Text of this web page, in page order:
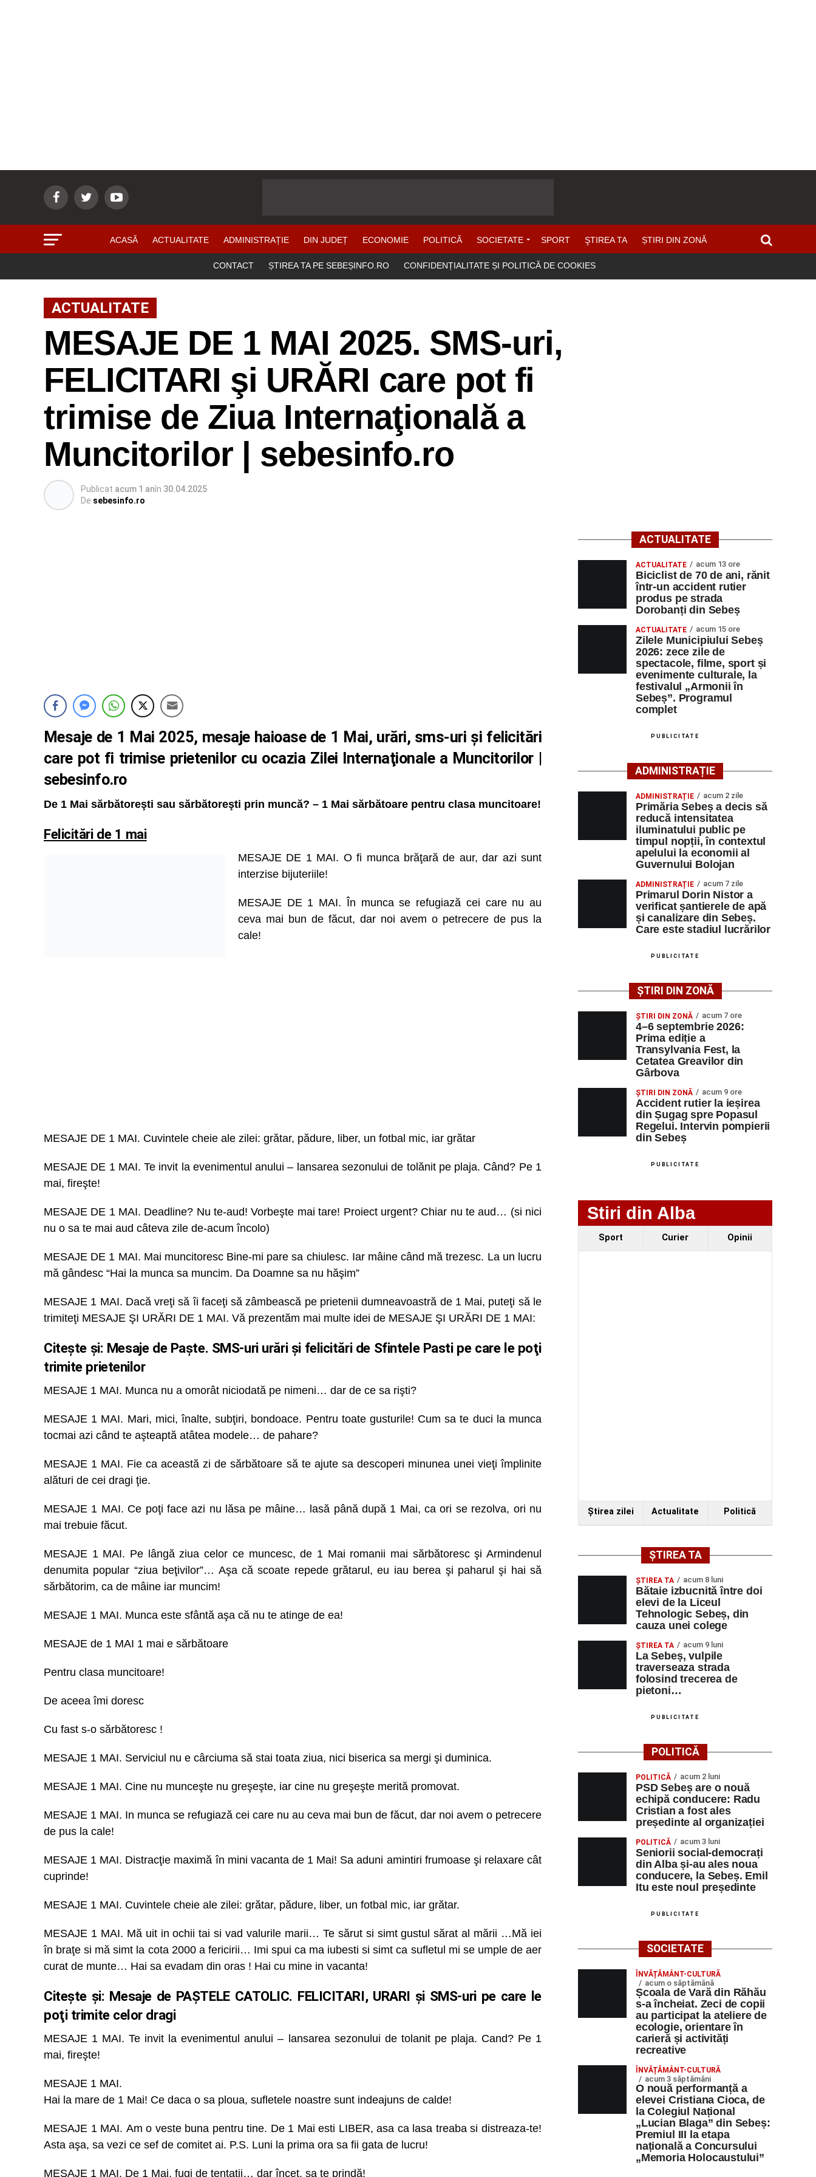
ACASĂ ACTUALITATE ADMINISTRAȚIE DIN JUDEȚ ECONOMIE POLITICĂ SOCIETATE SPORT ŞTIREA TA ȘTIRI DIN ZONĂ
CONTACT ȘTIREA TA PE SEBEȘINFO.RO CONFIDENȚIALITATE ȘI POLITICĂ DE COOKIES
ACTUALITATE
MESAJE DE 1 MAI 2025. SMS-uri,
FELICITARI şi URĂRI care pot fi
trimise de Ziua Internaţională a
Muncitorilor | sebesinfo.ro
Publicat acum 1 anîn 30.04.2025
De sebesinfo.ro
Mesaje de 1 Mai 2025, mesaje haioase de 1 Mai, urări, sms-uri şi felicitări
care pot fi trimise prietenilor cu ocazia Zilei Internaţionale a Muncitorilor |
sebesinfo.ro
De 1 Mai sărbătoreşti sau sărbătoreşti prin muncă? – 1 Mai sărbătoare pentru clasa muncitoare!
Felicitări de 1 mai
MESAJE DE 1 MAI. O fi munca brăţară de aur, dar azi sunt
interzise bijuteriile!
MESAJE DE 1 MAI. În munca se refugiază cei care nu au
ceva mai bun de făcut, dar noi avem o petrecere de pus la
cale!
MESAJE DE 1 MAI. Cuvintele cheie ale zilei: grătar, pădure, liber, un fotbal mic, iar grătar
MESAJE DE 1 MAI. Te invit la evenimentul anului – lansarea sezonului de tolănit pe plaja. Când? Pe 1
mai, fireşte!
MESAJE DE 1 MAI. Deadline? Nu te-aud! Vorbeşte mai tare! Proiect urgent? Chiar nu te aud… (si nici
nu o sa te mai aud câteva zile de-acum încolo)
MESAJE DE 1 MAI. Mai muncitoresc Bine-mi pare sa chiulesc. Iar mâine când mă trezesc. La un lucru
mă gândesc “Hai la munca sa muncim. Da Doamne sa nu hăşim”
MESAJE 1 MAI. Dacă vreţi să îi faceţi să zâmbească pe prietenii dumneavoastră de 1 Mai, puteţi să le
trimiteţi MESAJE ŞI URĂRI DE 1 MAI. Vă prezentăm mai multe idei de MESAJE ŞI URĂRI DE 1 MAI:
Citește și: Mesaje de Paște. SMS-uri urări şi felicitări de Sfintele Pasti pe care le poţi
trimite prietenilor
MESAJE 1 MAI. Munca nu a omorât niciodată pe nimeni… dar de ce sa rişti?
MESAJE 1 MAI. Mari, mici, înalte, subţiri, bondoace. Pentru toate gusturile! Cum sa te duci la munca
tocmai azi când te aşteaptă atâtea modele… de pahare?
MESAJE 1 MAI. Fie ca această zi de sărbătoare să te ajute sa descoperi minunea unei vieţi împlinite
alături de cei dragi ţie.
MESAJE 1 MAI. Ce poţi face azi nu lăsa pe mâine… lasă până după 1 Mai, ca ori se rezolva, ori nu
mai trebuie făcut.
MESAJE 1 MAI. Pe lângă ziua celor ce muncesc, de 1 Mai romanii mai sărbătoresc şi Armindenul
denumita popular “ziua beţivilor”… Aşa că scoate repede grătarul, eu iau berea şi paharul şi hai să
sărbătorim, ca de mâine iar muncim!
MESAJE 1 MAI. Munca este sfântă aşa că nu te atinge de ea!
MESAJE de 1 MAI 1 mai e sărbătoare
Pentru clasa muncitoare!
De aceea îmi doresc
Cu fast s-o sărbătoresc !
MESAJE 1 MAI. Serviciul nu e cârciuma să stai toata ziua, nici biserica sa mergi şi duminica.
MESAJE 1 MAI. Cine nu munceşte nu greşeşte, iar cine nu greşeşte merită promovat.
MESAJE 1 MAI. In munca se refugiază cei care nu au ceva mai bun de făcut, dar noi avem o petrecere
de pus la cale!
MESAJE 1 MAI. Distracţie maximă în mini vacanta de 1 Mai! Sa aduni amintiri frumoase şi relaxare cât
cuprinde!
MESAJE 1 MAI. Cuvintele cheie ale zilei: grătar, pădure, liber, un fotbal mic, iar grătar.
MESAJE 1 MAI. Mă uit in ochii tai si vad valurile marii… Te sărut si simt gustul sărat al mării …Mă iei
în braţe si mă simt la cota 2000 a fericirii… Imi spui ca ma iubesti si simt ca sufletul mi se umple de aer
curat de munte… Hai sa evadam din oras ! Hai cu mine in vacanta!
Citește și: Mesaje de PAȘTELE CATOLIC. FELICITARI, URARI și SMS-uri pe care le
poţi trimite celor dragi
MESAJE 1 MAI. Te invit la evenimentul anului – lansarea sezonului de tolanit pe plaja. Cand? Pe 1
mai, fireşte!
MESAJE 1 MAI.
Hai la mare de 1 Mai! Ce daca o sa ploua, sufletele noastre sunt indeajuns de calde!
MESAJE 1 MAI. Am o veste buna pentru tine. De 1 Mai esti LIBER, asa ca lasa treaba si distreaza-te!
Asta aşa, sa vezi ce sef de comitet ai. P.S. Luni la prima ora sa fii gata de lucru!
MESAJE 1 MAI. De 1 Mai, fugi de tentaţii… dar încet, sa te prindă!
ACTUALITATE
ACTUALITATE acum 13 ore
Biciclist de 70 de ani, rănit
într-un accident rutier
produs pe strada
Dorobanți din Sebeș
ACTUALITATE acum 15 ore
Zilele Municipiului Sebeș
2026: zece zile de
spectacole, filme, sport și
evenimente culturale, la
festivalul „Armonii în
Sebeș”. Programul
complet
PUBLICITATE
ADMINISTRAȚIE
ADMINISTRAȚIE acum 2 zile
Primăria Sebeș a decis să
reducă intensitatea
iluminatului public pe
timpul nopții, în contextul
apelului la economii al
Guvernului Bolojan
ADMINISTRAȚIE acum 7 zile
Primarul Dorin Nistor a
verificat șantierele de apă
și canalizare din Sebeș.
Care este stadiul lucrărilor
PUBLICITATE
ȘTIRI DIN ZONĂ
ȘTIRI DIN ZONĂ acum 7 ore
4–6 septembrie 2026:
Prima ediție a
Transylvania Fest, la
Cetatea Greavilor din
Gârbova
ȘTIRI DIN ZONĂ acum 9 ore
Accident rutier la ieșirea
din Șugag spre Popasul
Regelui. Intervin pompierii
din Sebeș
PUBLICITATE
Stiri din Alba
Sport Curier Opinii
Ştirea zilei Actualitate Politică
ȘTIREA TA
ŞTIREA TA acum 8 luni
Bătaie izbucnită între doi
elevi de la Liceul
Tehnologic Sebeș, din
cauza unei colege
ŞTIREA TA acum 9 luni
La Sebeș, vulpile
traverseaza strada
folosind trecerea de
pietoni…
PUBLICITATE
POLITICĂ
POLITICĂ acum 2 luni
PSD Sebeș are o nouă
echipă conducere: Radu
Cristian a fost ales
președinte al organizației
POLITICĂ acum 3 luni
Seniorii social-democrați
din Alba și-au ales noua
conducere, la Sebeș. Emil
Itu este noul președinte
PUBLICITATE
SOCIETATE
ÎNVĂȚĂMÂNT-CULTURĂ
acum o săptămână
Școala de Vară din Răhău
s-a încheiat. Zeci de copii
au participat la ateliere de
ecologie, orientare în
carieră și activități
recreative
ÎNVĂȚĂMÂNT-CULTURĂ
acum 3 săptămâni
O nouă performanță a
elevei Cristiana Cioca, de
la Colegiul Național
„Lucian Blaga” din Sebeș:
Premiul III la etapa
națională a Concursului
„Memoria Holocaustului”